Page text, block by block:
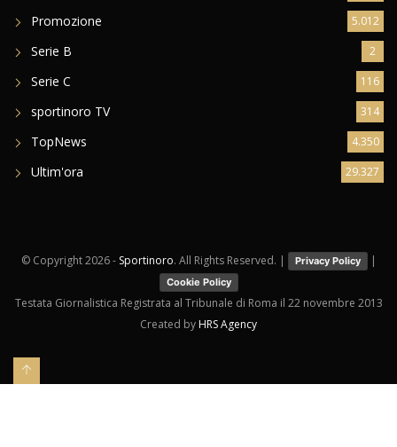
Promozione 5.012
Serie B 2
Serie C 116
sportinoro TV 314
TopNews 4.350
Ultim'ora 29.327
© Copyright2026 - Sportinoro. All Rights Reserved. | Privacy Policy |
Cookie Policy
Testata Giornalistica Registrata al Tribunale di Roma il 22 novembre 2013
Created by HRS Agency